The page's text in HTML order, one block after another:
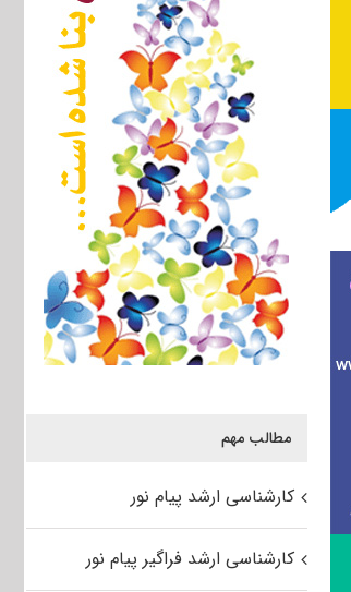
مطالب مهم
کارشناسی ارشد پیام نور
کارشناسی ارشد فراگیر پیام نور